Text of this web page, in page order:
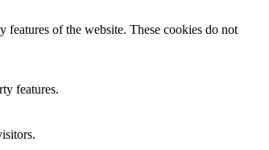
features of the website. These cookies do not
features.